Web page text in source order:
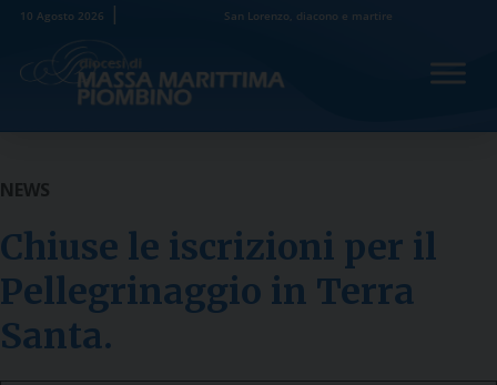
Skip
content
10 Agosto 2026 San Lorenzo, diacono e martire
NEWS
Chiuse le iscrizioni per il
Pellegrinaggio in Terra
Santa.